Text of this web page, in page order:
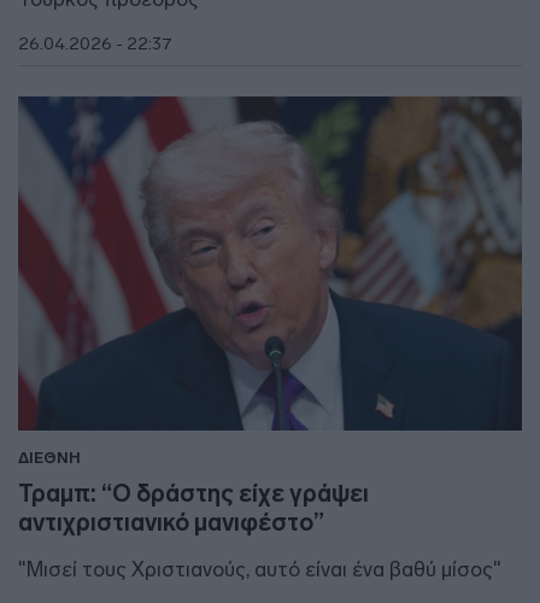
26.04.2026 - 22:37
ΔΙΕΘΝΗ
Τραμπ: “Ο δράστης είχε γράψει
αντιχριστιανικό μανιφέστο”
"Μισεί τους Χριστιανούς, αυτό είναι ένα βαθύ μίσος"